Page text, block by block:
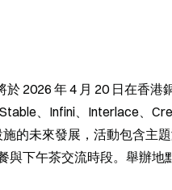
2026 年 4 月 20 日在香港
、Infini、Interlace、
的未來發展，活動包含主
下午茶交流時段。舉辦地